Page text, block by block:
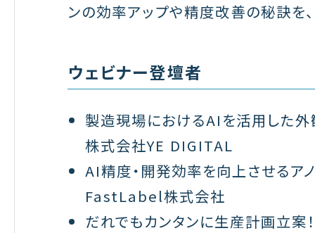
ンの効率アップや精度改善の秘訣を
ウェビナー登壇者
製造現場におけるAIを活用した
株式会社YE DIGITAL
AI精度・開発効率を向上させるア
FastLabel株式会社
だれでもカンタンに生産計画立案